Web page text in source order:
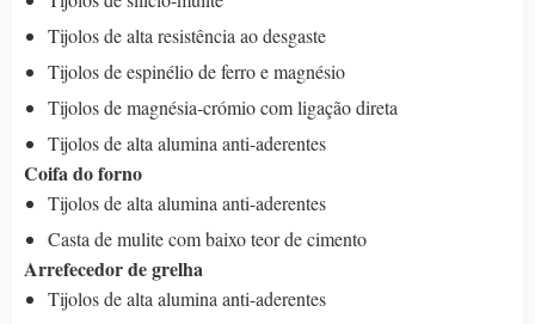
Tijolos de alta resistência ao desgaste
Tijolos de espinélio de ferro e magnésio
Tijolos de magnésia-crómio com ligação direta
Tijolos de alta alumina anti-aderentes
Coifa do forno
Tijolos de alta alumina anti-aderentes
Casta de mulite com baixo teor de cimento
Arrefecedor de grelha
Tijolos de alta alumina anti-aderentes